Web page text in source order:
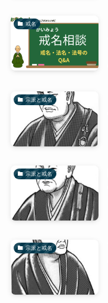
戒名
宗派と戒名
宗派と戒名
宗派と戒名